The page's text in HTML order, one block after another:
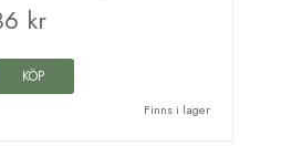
kr
KÖP
Finns i lager